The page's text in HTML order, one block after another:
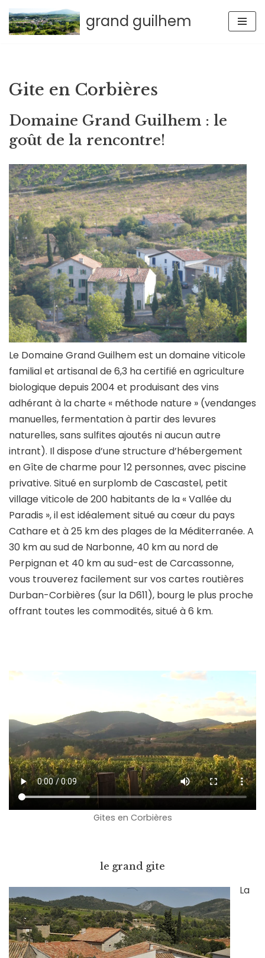
Aller
grand guilhem
Gite en Corbières
Domaine Grand Guilhem : le
goût de la rencontre!
Le Domaine Grand Guilhem est un domaine viticole
familial et artisanal de 6,3 ha certifié en agriculture
biologique depuis 2004 et produisant des vins
adhérant à la charte « méthode nature » (vendanges
manuelles, fermentation à partir des levures
naturelles, sans sulfites ajoutés ni aucun autre
intrant). Il dispose d’une structure d’hébergement
en Gîte de charme pour 12 personnes, avec piscine
privative. Situé en surplomb de Cascastel, petit
village viticole de 200 habitants de la « Vallée du
Paradis », il est idéalement situé au cœur du pays
Cathare et à 25 km des plages de la Méditerranée. A
30 km au sud de Narbonne, 40 km au nord de
Perpignan et 40 km au sud-est de Carcassonne,
vous trouverez facilement sur vos cartes routières
Durban-Corbières (sur la D611), bourg le plus proche
offrant toutes les commodités, situé à 6 km.
Gites en Corbières
le grand gite
La